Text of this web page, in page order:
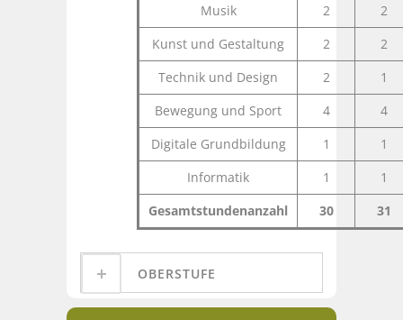
Musik
2
2
Kunst und Gestaltung
2
2
Technik und Design
2
1
Bewegung und Sport
4
4
Digitale Grundbildung
1
1
Informatik
1
1
Gesamtstundenanzahl
30 31
OBERSTUFE